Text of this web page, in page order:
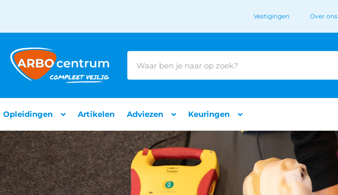
Vestigingen Over ons
Opleidingen Artikelen Adviezen Keuringen